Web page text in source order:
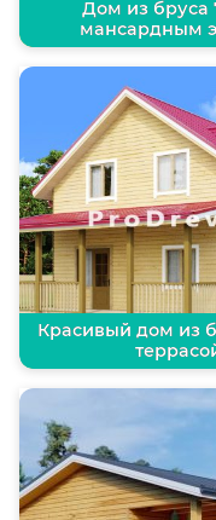
Дом из бруса
мансардным
Красивый дом из